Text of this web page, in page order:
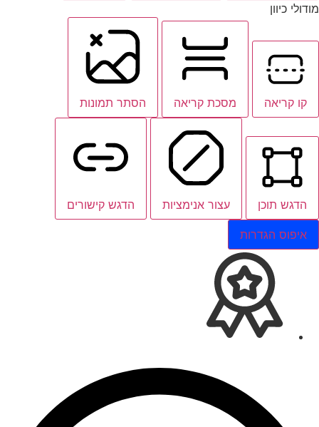
מודולי כיוון
קו קריאה מסכת קריאה הסתר תמונות
הדגש תוכן עצור אנימציות הדגש קישורים
איפוס הגדרות